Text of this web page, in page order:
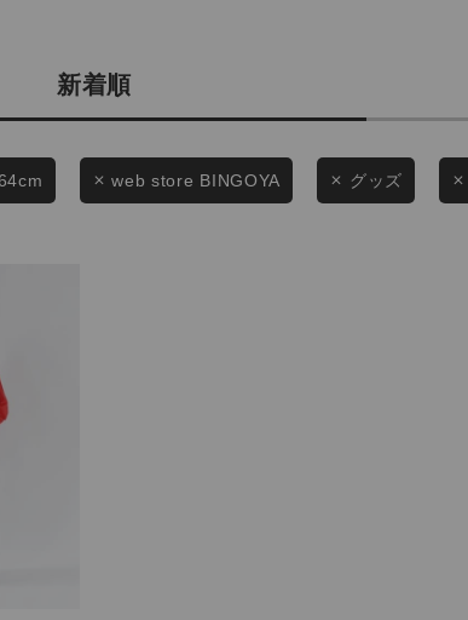
スタイリングから探す
ブランドから探す
WEB限定アイテムを探す
履き比べ可能商品から探す
セール価格
新着順
web store BINGOYA グッズ